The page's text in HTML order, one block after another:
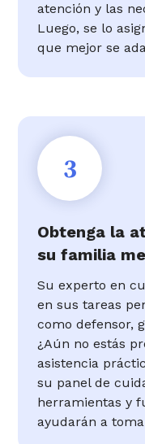
atención y las
Luego, se lo
que mejor se
3
Obtenga la
su familia
Su experto en
en sus tareas
como defensor,
¿Aún no estás
asistencia
su panel de
herramientas y
ayudarán a